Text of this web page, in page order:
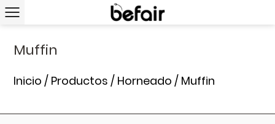
Muffin
Inicio / Productos / Horneado / Muffin